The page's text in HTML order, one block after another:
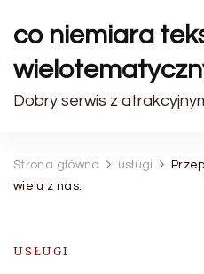
co niemiara
Dobry serwis z
Strona główna usługi
wielu z nas.
USŁUGI